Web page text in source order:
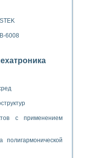
в среде LabVIEW
им. Н.И. Лобачевского
6008
с применением